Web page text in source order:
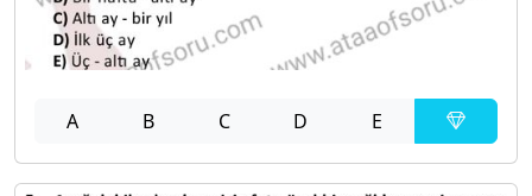
A B C D E